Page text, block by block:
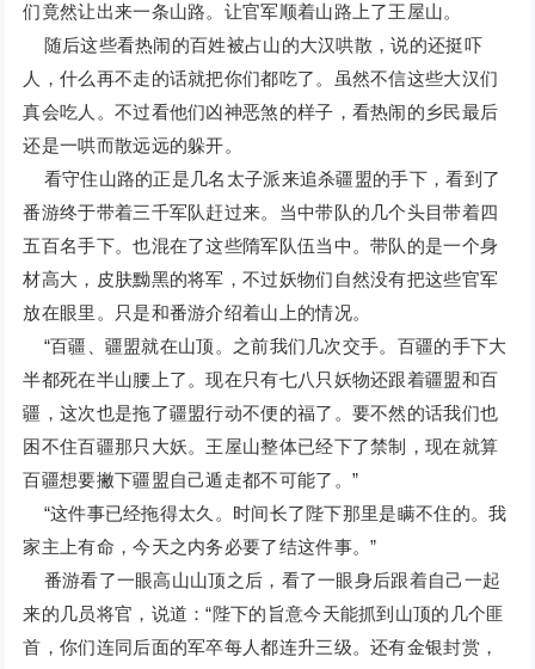
们竟然让出来一条山路。让官军顺着山路上了王屋山。
随后这些看热闹的百姓被占山的大汉哄散，说的还挺吓
人，什么再不走的话就把你们都吃了。虽然不信这些大汉们
真会吃人。不过看他们凶神恶煞的样子，看热闹的乡民最后
还是一哄而散远远的躲开。
看守住山路的正是几名太子派来追杀疆盟的手下，看到了
番游终于带着三千军队赶过来。当中带队的几个头目带着四
五百名手下。也混在了这些隋军队伍当中。带队的是一个身
材高大，皮肤黝黑的将军，不过妖物们自然没有把这些官军
放在眼里。只是和番游介绍着山上的情况。
“百疆、疆盟就在山顶。之前我们几次交手。百疆的手下大
半都死在半山腰上了。现在只有七八只妖物还跟着疆盟和百
疆，这次也是拖了疆盟行动不便的福了。要不然的话我们也
困不住百疆那只大妖。王屋山整体已经下了禁制，现在就算
百疆想要撇下疆盟自己遁走都不可能了。”
“这件事已经拖得太久。时间长了陛下那里是瞒不住的。我
家主上有命，今天之内务必要了结这件事。”
番游看了一眼高山山顶之后，看了一眼身后跟着自己一起
来的几员将官，说道：“陛下的旨意今天能抓到山顶的几个匪
首，你们连同后面的军卒每人都连升三级。还有金银封赏，